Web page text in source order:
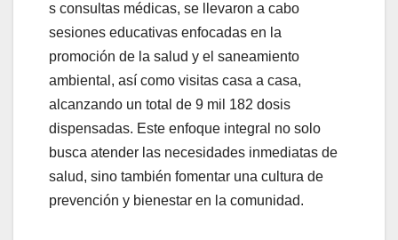
s consultas médicas, se llevaron a cabo
sesiones educativas enfocadas en la
promoción de la salud y el saneamiento
ambiental, así como visitas casa a casa,
alcanzando un total de 9 mil 182 dosis
dispensadas. Este enfoque integral no solo
busca atender las necesidades inmediatas de
salud, sino también fomentar una cultura de
prevención y bienestar en la comunidad.